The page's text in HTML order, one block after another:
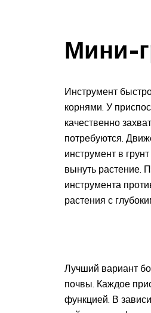
Мини-
Инструмент
корнями. У
качественно
потребуются.
инструмент в
вынуть растение.
инструмента
растения с
Лучший вариант
почвы. Каждое
функцией. В